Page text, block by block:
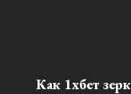
Как 1хбет